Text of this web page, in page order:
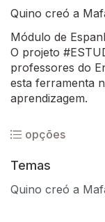
Quino creó a
Módulo de
O projeto
professores do
esta ferramenta
aprendizagem.
opções
Temas
Quino creó a